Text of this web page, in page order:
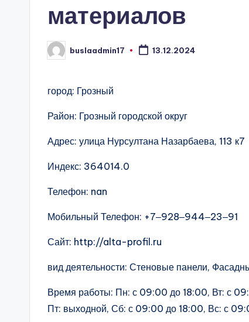
материалов
Запись
от
buslaadmin17 13.12.2024
город: Грозный
Район: Грозный городской округ
Адрес: улица Нурсултана Назарбаева, 113 к7
Индекс: 364014.0
Телефон: nan
Мобильный Телефон: +7‒928‒944‒23‒91
Сайт: http://alta-profil.ru
вид деятельности: Стеновые панели,
Время работы: Пн: с 09:00 до 18:00, Вт: с
Пт: выходной, Сб: с 09:00 до 18:00, Вс: с